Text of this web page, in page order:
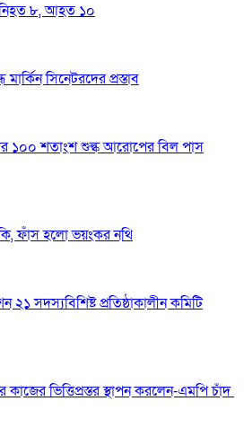
নিহত ৮, আহত ১০
মার্কিন সিনেটরদের প্রস্তাব
১০০ শতাংশ শুল্ক আরোপের বিল পাস
ফাঁস হলো ভয়ংকর নথি
সদস্যবিশিষ্ট প্রতিষ্ঠাকালীন কমিটি
কাজের ভিত্তিপ্রস্তর স্থাপন করলেন-এমপি চাঁদ